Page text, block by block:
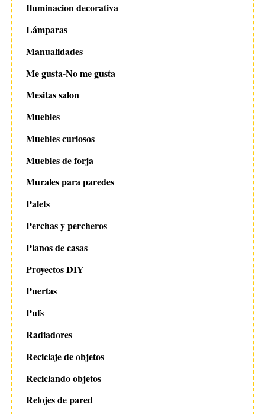
Iluminacion decorativa
Lámparas
Manualidades
Me gusta-No me gusta
Mesitas salon
Muebles
Muebles curiosos
Muebles de forja
Murales para paredes
Palets
Perchas y percheros
Planos de casas
Proyectos DIY
Puertas
Pufs
Radiadores
Reciclaje de objetos
Reciclando objetos
Relojes de pared